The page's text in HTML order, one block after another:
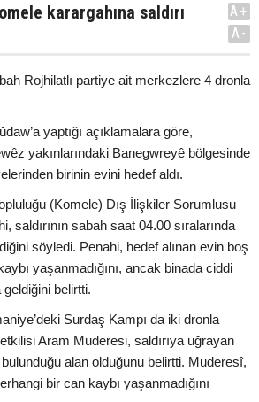
karargahına saldırı
A+
A-
Rojhilatlı partiye ait merkezlere 4 dronla
yaptığı açıklamalara göre,
yakınlarındaki Banegwreyê bölgesinde
birinin evini hedef aldı.
(Komele) Dış İlişkiler Sorumlusu
saldırının sabah saat 04.00 sıralarında
söyledi. Penahi, hedef alınan evin boş
yaşanmadığını, ancak binada ciddi
belirtti.
Surdaş Kampı da iki dronla
Aram Muderesi, saldırıya uğrayan
bulunduğu alan olduğunu belirtti. Muderesî,
bir can kaybı yaşanmadığını